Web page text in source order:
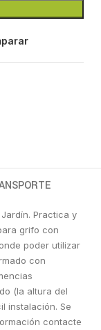
Practica y
grifo con
poder utilizar
con
(la altura del
instalación. Se
contacte